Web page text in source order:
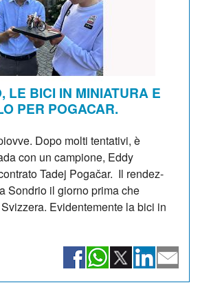
LE BICI IN MINIATURA E
PER POGACAR.
Dopo molti tentativi, è
con un campione, Eddy
Tadej Pogačar. Il rendez-
Sondrio il giorno prima che
Evidentemente la bici in